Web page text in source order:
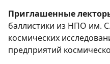
Приглашенные
баллистики из НПО им.
космических
предприятий